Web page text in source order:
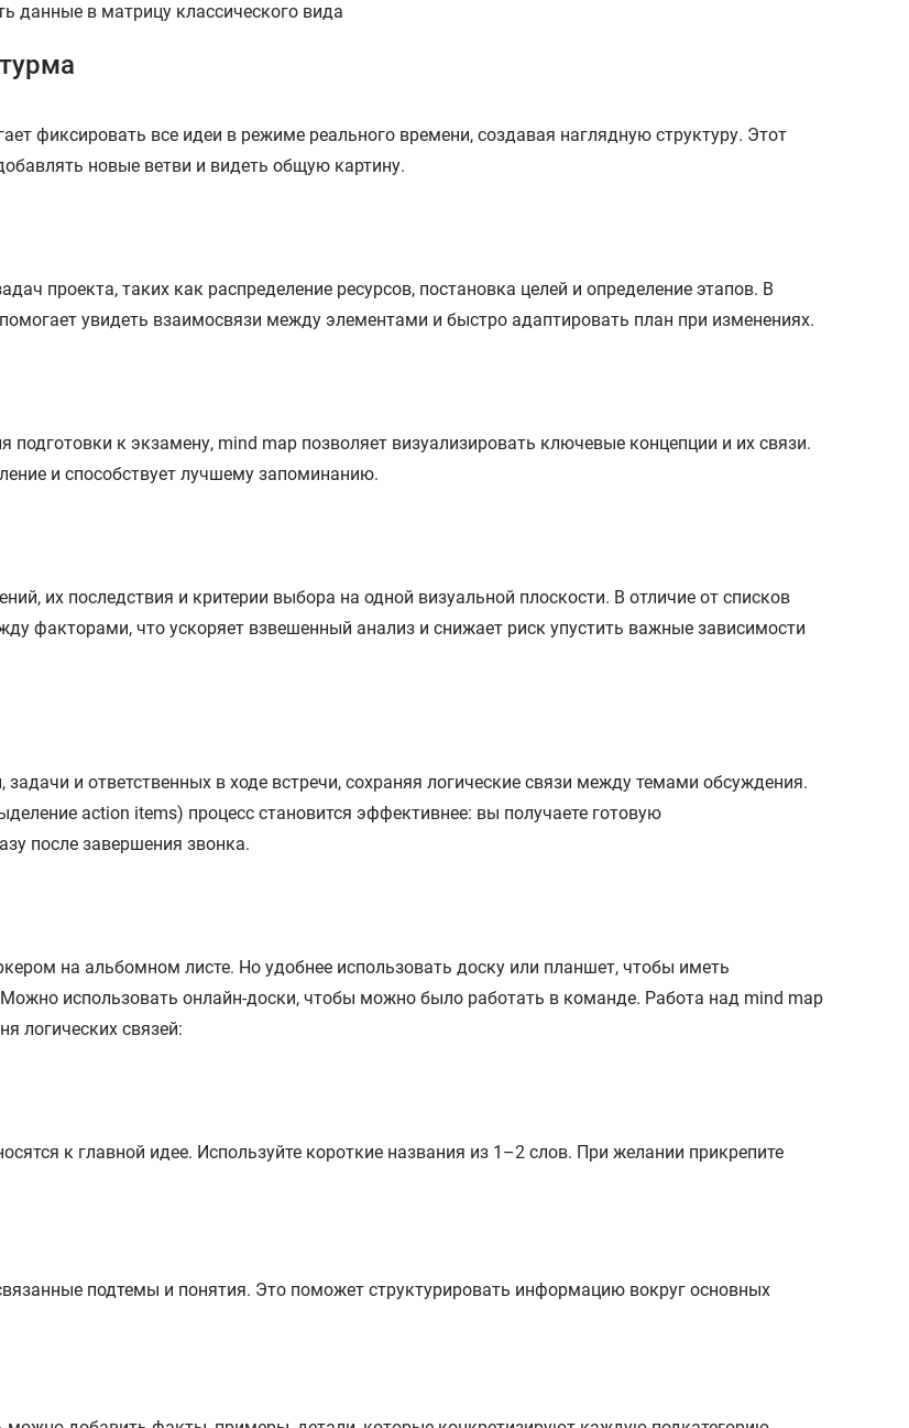
данные в матрицу классического вида
фиксировать все идеи в режиме реального времени, создавая наглядную структуру. Этот
новые ветви и видеть общую картину.
проекта, таких как распределение ресурсов, постановка целей и определение этапов. В
увидеть взаимосвязи между элементами и быстро адаптировать план при изменениях.
к экзамену, mind map позволяет визуализировать ключевые концепции и их связи.
и способствует лучшему запоминанию.
их последствия и критерии выбора на одной визуальной плоскости. В отличие от списков
факторами, что ускоряет взвешенный анализ и снижает риск упустить важные зависимости
и ответственных в ходе встречи, сохраняя логические связи между темами обсуждения.
action items) процесс становится эффективнее: вы получаете готовую
после завершения звонка.
на альбомном листе. Но удобнее использовать доску или планшет, чтобы иметь
использовать онлайн-доски, чтобы можно было работать в команде. Работа над mind map
логических связей:
к главной идее. Используйте короткие названия из 1–2 слов. При желании прикрепите
подтемы и понятия. Это поможет структурировать информацию вокруг основных